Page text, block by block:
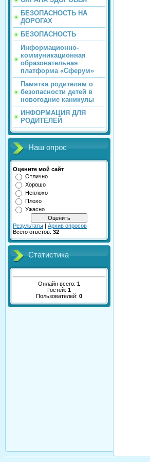
БЕЗОПАСНОСТЬ НА
ДОРОГАХ
БЕЗОПАСНОСТЬ
Информационно-
коммуникационная
образовательная
платформа «Сферум»
Памятка родителям о
безопасности детей в
новогодние каникулы
ИНФОРМАЦИЯ ДЛЯ
РОДИТЕЛЕЙ
Наш опрос
Оцените мой сайт
Отлично
Хорошо
Неплохо
Плохо
Ужасно
Результаты | Архив опросов
Всего ответов: 32
Статистика
Онлайн всего: 1
Гостей: 1
Пользователей: 0